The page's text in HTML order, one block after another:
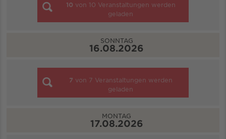
10 von 10 Veranstaltungen werden
geladen
SONNTAG
16.08.2026
7 von 7 Veranstaltungen werden
geladen
MONTAG
17.08.2026